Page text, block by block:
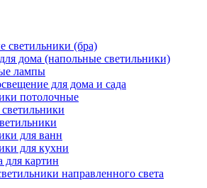
светильники (бра)
дома (напольные светильники)
лампы
для дома и сада
потолочные
для ванн
для кухни
для картин
направленного света